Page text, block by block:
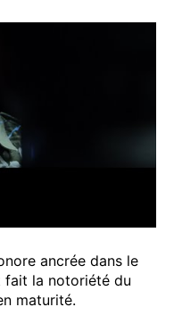
ancrée dans le
fait la notoriété du
maturité.